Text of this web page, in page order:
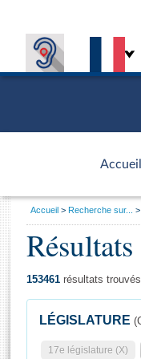
Accueil
d'accueil
Général
Vous
Accueil Recherche sur...
153461 résultats trouvés
LÉGISLATURE
17e législature (X)